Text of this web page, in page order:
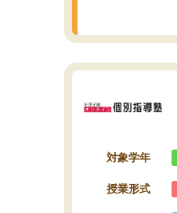
対象学年
授業形式